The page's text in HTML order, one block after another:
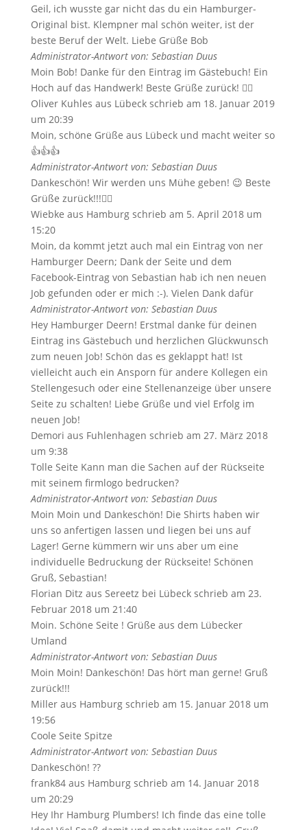
Geil, ich wusste gar nicht das du ein Hamburger-
Original bist. Klempner mal schön weiter, ist der
beste Beruf der Welt. Liebe Grüße Bob
Administrator-Antwort von: Sebastian Duus
Moin Bob! Danke für den Eintrag im Gästebuch! Ein
Hoch auf das Handwerk! Beste Grüße zurück! ✋🏻
Oliver Kuhles aus Lübeck schrieb am 18. Januar 2019
um 20:39
Moin, schöne Grüße aus Lübeck und macht weiter so
👍👍👍
Administrator-Antwort von: Sebastian Duus
Dankeschön! Wir werden uns Mühe geben! 😉 Beste
Grüße zurück!!!✋🏻
Wiebke aus Hamburg schrieb am 5. April 2018 um
15:20
Moin, da kommt jetzt auch mal ein Eintrag von ner
Hamburger Deern; Dank der Seite und dem
Facebook-Eintrag von Sebastian hab ich nen neuen
Job gefunden oder er mich :-). Vielen Dank dafür
Administrator-Antwort von: Sebastian Duus
Hey Hamburger Deern! Erstmal danke für deinen
Eintrag ins Gästebuch und herzlichen Glückwunsch
zum neuen Job! Schön das es geklappt hat! Ist
vielleicht auch ein Ansporn für andere Kollegen ein
Stellengesuch oder eine Stellenanzeige über unsere
Seite zu schalten! Liebe Grüße und viel Erfolg im
neuen Job!
Demori aus Fuhlenhagen schrieb am 27. März 2018
um 9:38
Tolle Seite Kann man die Sachen auf der Rückseite
mit seinem firmlogo bedrucken?
Administrator-Antwort von: Sebastian Duus
Moin Moin und Dankeschön! Die Shirts haben wir
uns so anfertigen lassen und liegen bei uns auf
Lager! Gerne kümmern wir uns aber um eine
individuelle Bedruckung der Rückseite! Schönen
Gruß, Sebastian!
Florian Ditz aus Sereetz bei Lübeck schrieb am 23.
Februar 2018 um 21:40
Moin. Schöne Seite ! Grüße aus dem Lübecker
Umland
Administrator-Antwort von: Sebastian Duus
Moin Moin! Dankeschön! Das hört man gerne! Gruß
zurück!!!
Miller aus Hamburg schrieb am 15. Januar 2018 um
19:56
Coole Seite Spitze
Administrator-Antwort von: Sebastian Duus
Dankeschön! ??
frank84 aus Hamburg schrieb am 14. Januar 2018
um 20:29
Hey Ihr Hamburg Plumbers! Ich finde das eine tolle